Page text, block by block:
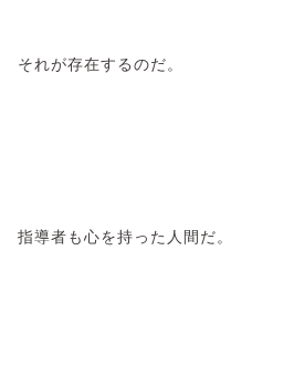
それが存在するのだ。
指導者も心を持った人間だ。